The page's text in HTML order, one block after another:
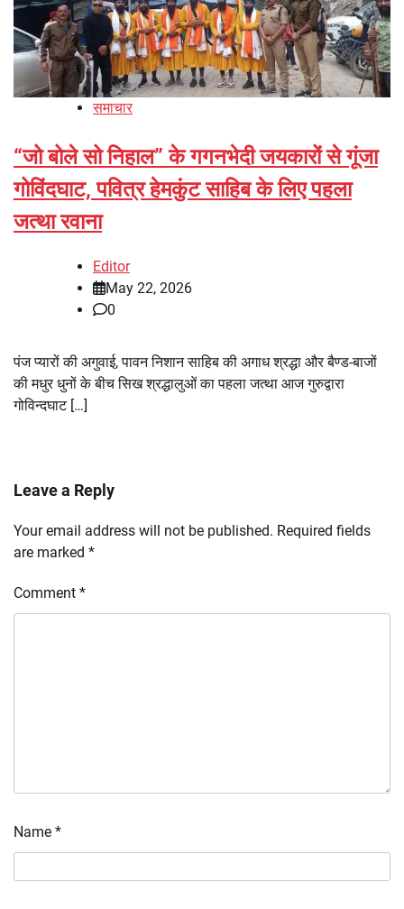
समाचार
“जो बोले सो निहाल” के गगनभेदी जयकारों से गूंजा
गोविंदघाट, पवित्र हेमकुंट साहिब के लिए पहला
जत्था रवाना
Editor
May 22, 2026
0
पंज प्यारों की अगुवाई, पावन निशान साहिब की अगाध श्रद्धा और बैण्ड-बाजों
की मधुर धुनों के बीच सिख श्रद्धालुओं का पहला जत्था आज गुरुद्वारा
गोविन्दघाट […]
Leave a Reply
Your email address will not be published. Required fields
are marked *
Comment *
Name *